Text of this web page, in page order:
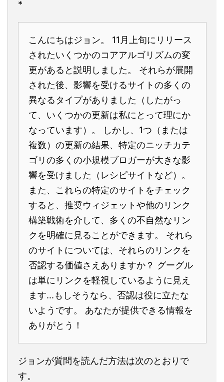
*
こんにちはジョン。 11月上旬にリリース
されたいくつかのコアアルゴリズムの変
更があると説明しました。 それらが展開
された後、影響を受けるサイトの多くの
異なるタイプがありました（したがっ
て、いくつかの更新は私にとって理にか
なっています）。 しかし、1つ（または
複数）の更新の結果、特定のニッチカテ
ゴリの多くの小規模ブロガーが大きな影
響を受けました（レシピサイトなど）。
また、これらの特定のサイトをチェック
すると、推奨ウィジェットや他のリンク
構築戦術を介して、多くの不自然なリン
クを明確に見ることができます。 それら
のサイトについては、それらのリンクを
否認する価値さえありますか？ グーグル
は単にリンクを軽視しているように見え
ます...もしそうなら、否認は役に立たな
いようです。 あなたが提供できる情報を
ありがとう！
ジョンが質問を読んだ方法は次のとおりで
す。